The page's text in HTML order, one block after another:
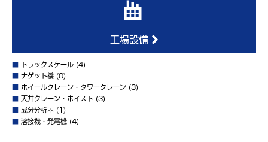
工場設備
トラックスケール (4)
ナゲット機 (0)
ホイールクレーン・タワークレーン (3)
天井クレーン・ホイスト (3)
成分分析器 (1)
溶接機・発電機 (4)